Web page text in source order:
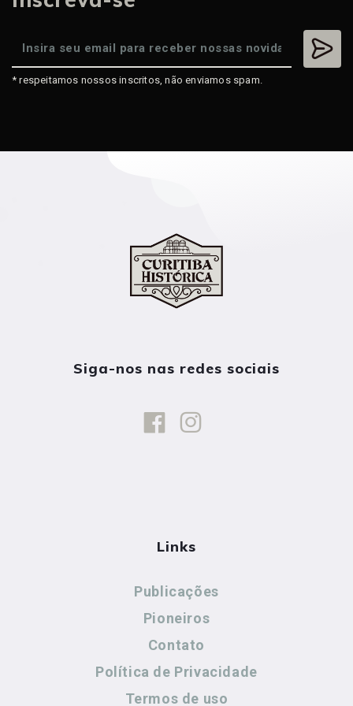
* respeitamos nossos inscritos, não enviamos spam.
Siga-nos nas redes sociais
Links
Publicações
Pioneiros
Contato
Política de Privacidade
Termos de uso